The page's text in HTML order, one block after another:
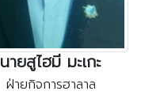
นายสูไฮมี มะเกะ
ฝ่ายกิจการฮาลาล